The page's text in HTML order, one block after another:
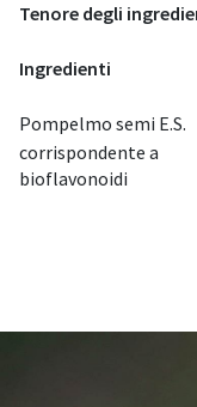
Tenore degli
Ingredienti
Pompelmo semi E.S.
corrispondente a
bioflavonoidi